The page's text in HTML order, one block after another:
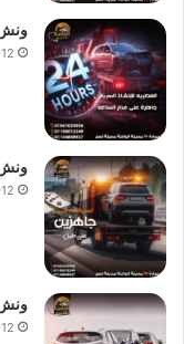
ونش
ونش